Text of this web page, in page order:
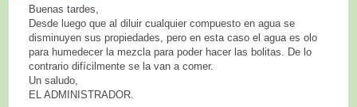
Buenas tardes,
Desde luego que al diluir cualquier compuesto en agua se
disminuyen sus propiedades, pero en esta caso el agua es olo
para humedecer la mezcla para poder hacer las bolitas. De lo
contrario difícilmente se la van a comer.
Un saludo,
EL ADMINISTRADOR.